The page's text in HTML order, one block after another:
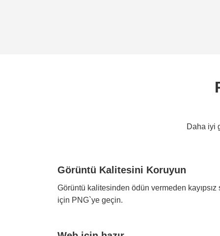
Daha iyi
Görüntü Kalitesini Koruyun
Görüntü kalitesinden ödün vermeden kayıpsız
için PNG`ye geçin.